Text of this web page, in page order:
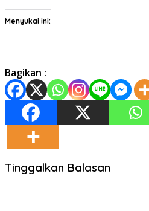
Menyukai ini:
Bagikan :
Tinggalkan Balasan